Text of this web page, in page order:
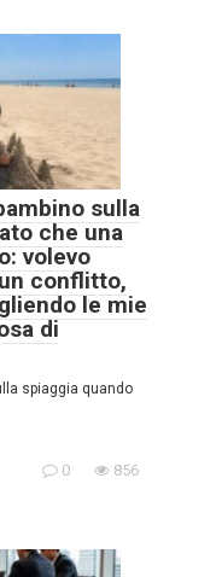
sulla
che una
volevo
conflitto,
le mie
di
spiaggia quando
0
856